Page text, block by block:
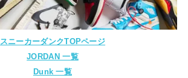
スニーカーダンクTOPページ
JORDAN 一覧
Dunk 一覧